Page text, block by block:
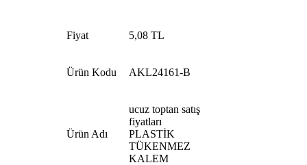
Fiyat 5,08 TL
Ürün Kodu AKL24161-B
Ürün Adı
ucuz toptan satış
fiyatları
PLASTİK
TÜKENMEZ
KALEM